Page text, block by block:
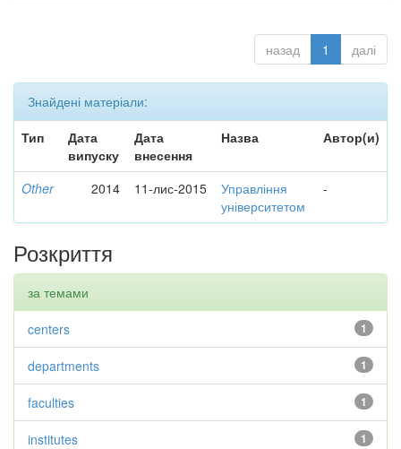
назад 1 далі
Знайдені матеріали:
Тип
Дата
випуску
Дата
внесення
Назва Автор(и)
Other 2014 11-лис-2015
Управління
університетом
-
Розкриття
за темами
1
centers
1
departments
1
faculties
1
institutes